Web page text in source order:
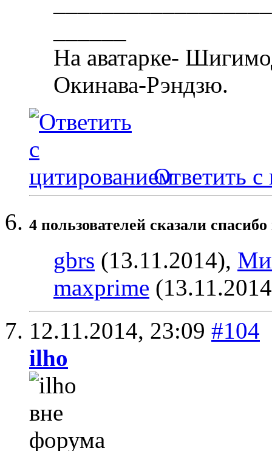
На аватарке-
Окинава-Рэндзю.
Ответить с
4 пользователей сказали
gbrs (13.11.2014),
maxprime
12.11.2014, 23:09 #104
ilho